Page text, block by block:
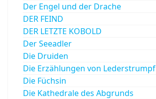
Der Engel und der Drache
DER FEIND
DER LETZTE KOBOLD
Der Seeadler
Die Druiden
Die Erzählungen von Lederstrumpf
Die Füchsin
Die Kathedrale des Abgrunds